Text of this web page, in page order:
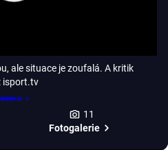
ale situace je zoufalá. A kritik
isport.tv
11
Fotogalerie